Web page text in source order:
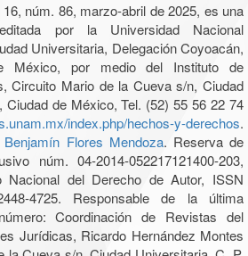
16, núm. 86, marzo-abril de 2025, es una
por la Universidad Nacional
Universitaria, Delegación Coyoacán,
México, por medio del Instituto de
Circuito Mario de la Cueva s/n, Ciudad
Ciudad de México, Tel. (52) 55 56 22 74
index.php/hechos-y-derechos.
Benjamín Flores Mendoza. Reserva de
núm. 04-2014-052217121400-203,
Nacional del Derecho de Autor, ISSN
4725. Responsable de la última
Coordinación de Revistas del
Jurídicas, Ricardo Hernández Montes